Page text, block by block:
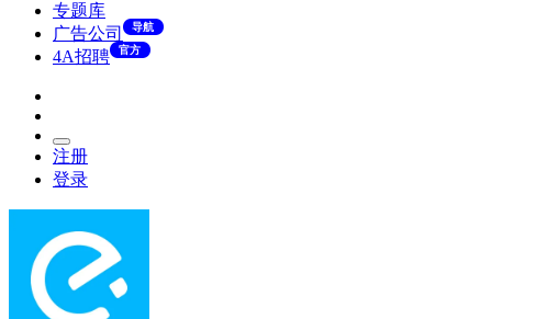
专题库
广告公司
导航
4A招聘 官方
注册
登录